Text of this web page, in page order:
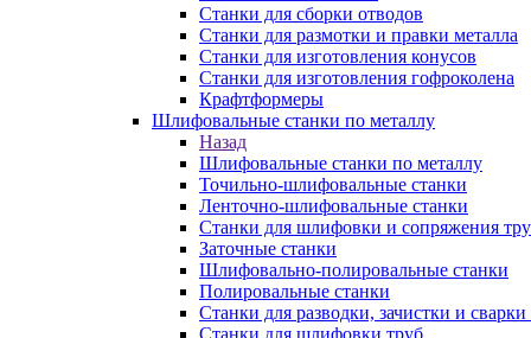
Станки для сборки отводов
Станки для размотки и правки металла
Станки для изготовления конусов
Станки для изготовления гофроколена
Крафтформеры
Шлифовальные станки по металлу
Назад
Шлифовальные станки по металлу
Точильно-шлифовальные станки
Ленточно-шлифовальные станки
Станки для шлифовки и сопряжения
Заточные станки
Шлифовально-полировальные станки
Полировальные станки
Станки для разводки, зачистки и сварки
Станки для шлифовки труб